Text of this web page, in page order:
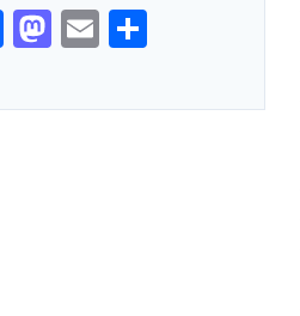
F
c
M
st
E
ai ar